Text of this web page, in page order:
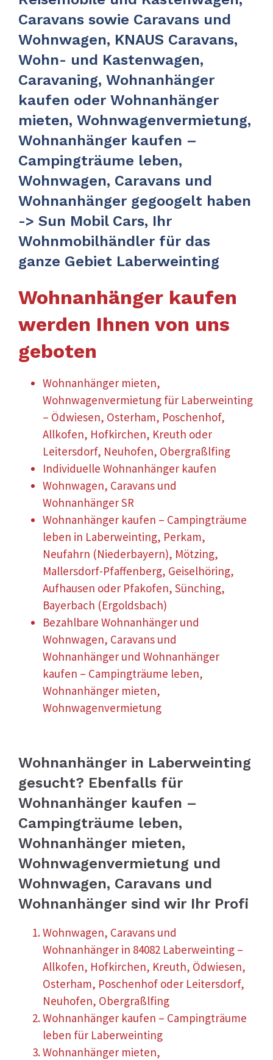
Caravans sowie Caravans und
Wohnwagen, KNAUS Caravans,
Wohn- und Kastenwagen,
Caravaning, Wohnanhänger
kaufen oder Wohnanhänger
mieten, Wohnwagenvermietung,
Wohnanhänger kaufen –
Campingträume leben,
Wohnwagen, Caravans und
Wohnanhänger gegoogelt haben
-> Sun Mobil Cars, Ihr
Wohnmobilhändler für das
ganze Gebiet Laberweinting
Wohnanhänger kaufen
werden Ihnen von uns
geboten
Wohnanhänger mieten,
Wohnwagenvermietung für Laberweinting
– Ödwiesen, Osterham, Poschenhof,
Allkofen, Hofkirchen, Kreuth oder
Leitersdorf, Neuhofen, Obergraßlfing
Individuelle Wohnanhänger kaufen
Wohnwagen, Caravans und
Wohnanhänger SR
Wohnanhänger kaufen – Campingträume
leben in Laberweinting, Perkam,
Neufahrn (Niederbayern), Mötzing,
Mallersdorf-Pfaffenberg, Geiselhöring,
Aufhausen oder Pfakofen, Sünching,
Bayerbach (Ergoldsbach)
Bezahlbare Wohnanhänger und
Wohnwagen, Caravans und
Wohnanhänger und Wohnanhänger
kaufen – Campingträume leben,
Wohnanhänger mieten,
Wohnwagenvermietung
Wohnanhänger in Laberweinting
gesucht? Ebenfalls für
Wohnanhänger kaufen –
Campingträume leben,
Wohnanhänger mieten,
Wohnwagenvermietung und
Wohnwagen, Caravans und
Wohnanhänger sind wir Ihr Profi
Wohnwagen, Caravans und
Wohnanhänger in 84082 Laberweinting –
Allkofen, Hofkirchen, Kreuth, Ödwiesen,
Osterham, Poschenhof oder Leitersdorf,
Neuhofen, Obergraßlfing
Wohnanhänger kaufen – Campingträume
leben für Laberweinting
Wohnanhänger mieten,